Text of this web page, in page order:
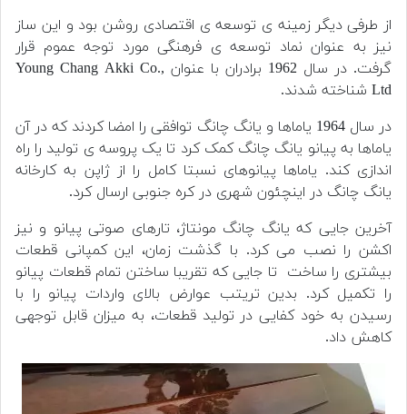
از طرفی دیگر زمینه ی توسعه ی اقتصادی روشن بود و این ساز
نیز به عنوان نماد توسعه ی فرهنگی مورد توجه عموم قرار
گرفت. در سال 1962 برادران با عنوان Young Chang Akki Co.,
Ltd شناخته شدند.
در سال 1964 یاماها و یانگ چانگ توافقی را امضا کردند که در آن
یاماها به پیانو یانگ چانگ کمک کرد تا یک پروسه ی تولید را راه
اندازی کند. یاماها پیانوهای نسبتا کامل را از ژاپن به کارخانه
یانگ چانگ در اینچئون شهری در کره جنوبی ارسال کرد.
آخرین جایی که یانگ چانگ مونتاژ، تارهای صوتی پیانو و نیز
اکشن را نصب می کرد. با گذشت زمان، این کمپانی قطعات
بیشتری را ساخت تا جایی که تقریبا ساختن تمام قطعات پیانو
را تکمیل کرد. بدین تریتب عوارض بالای واردات پیانو را با
رسیدن به خود کفایی در تولید قطعات، به میزان قابل توجهی
کاهش داد.